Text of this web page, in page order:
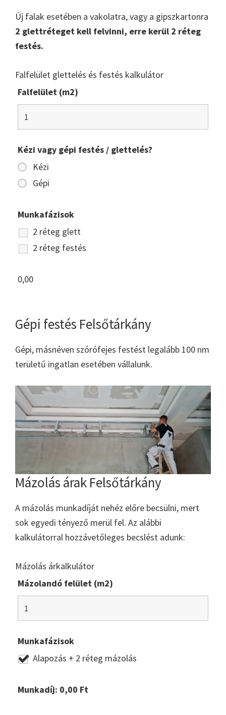
Új falak esetében a vakolatra, vagy a gipszkartonra
2 glettréteget kell felvinni, erre kerül 2 réteg
festés.
Falfelület glettelés és festés kalkulátor
Falfelület (m2)
Kézi vagy gépi festés / glettelés?
Kézi
Gépi
Munkafázisok
2 réteg glett
2 réteg festés
0,00
Gépi festés Felsőtárkány
Gépi, másnéven szórófejes festést legalább 100 nm
területű ingatlan esetében vállalunk.
Mázolás árak Felsőtárkány
A mázolás munkadíját nehéz előre becsülni, mert
sok egyedi tényező merül fel. Az alábbi
kalkulátorral hozzávetőleges becslést adunk:
Mázolás árkalkulátor
Mázolandó felület (m2)
Munkafázisok
Alapozás + 2 réteg mázolás
Munkadíj: 0,00 Ft